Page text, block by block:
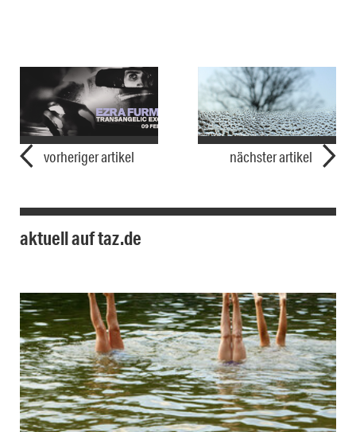
vorheriger artikel nächster artikel
aktuell auf taz.de